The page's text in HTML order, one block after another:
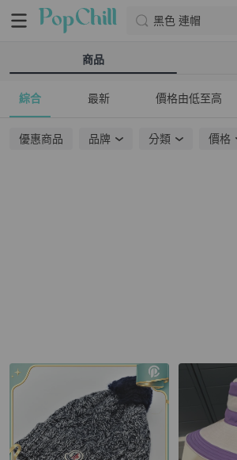
黑色 連帽
商品
綜合 最新 價格由低至高
優惠商品 品牌 分類 價格